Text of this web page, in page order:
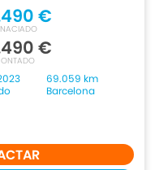
€
€
69.059 km
Barcelona